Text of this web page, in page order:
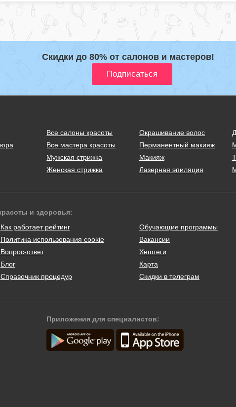
Скидки до 80% от салонов и мастеров!
Все салоны красоты
Все мастера красоты
Мужская стрижка
Женская стрижка
Окрашивание волос
Перманентный макияж
Макияж
Лазерная эпиляция
и здоровья:
Как работает рейтинг
Политика использования cookie
Вопрос-ответ
Блог
Справочник процедур
Обучающие программы
Вакансии
Хештеги
Карта
Скидки в телеграм
Приложения для специалистов: